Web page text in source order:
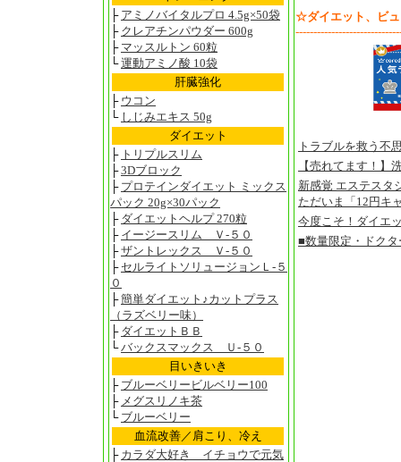
├ アミノバイタルプロ 4.5g×50袋
├ クレアチンパウダー 600g
├ マッスルトン 60粒
└運動アミノ酸 10袋
肝臓強化
├ ウコン
└ しじみエキス 50g
ダイエット
├ トリプルスリム
├3Dブロック
├ プロテインダイエット ミックス
パック 20g×30パック
├ ダイエットヘルプ 270粒
├ イージースリム Ｖ-５０
├ザントレックス Ｖ-５０
├ セルライトソリュージョンＬ-５
０
├簡単ダイエット♪カットプラス
（ラズベリー味）
├ ダイエットＢＢ
└バックスマックス Ｕ-５０
目いきいき
├ ブルーベリービルベリー100
├ メグスリノキ茶
└ ブルーベリー
血流改善／肩こり、冷え
├ カラダ大好き イチョウで元気
☆ダイエット、ビ
トラブルを救う不
【売れてます！】
新感覚 エステスタ
ただいま「12円キ
今度こそ！ダイエ
■数量限定・ドク